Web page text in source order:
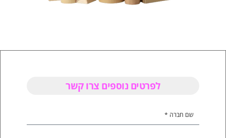
לפרטים נוספים צרו קשר